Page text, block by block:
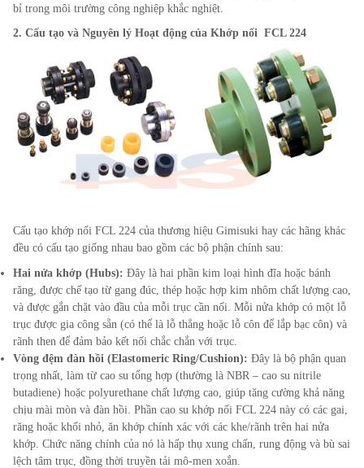
bỉ trong môi trường công nghiệp khắc nghiệt.
2. Cấu tạo và Nguyên lý Hoạt động của Khớp nối FCL 224
Cấu tạo khớp nối FCL 224 của thương hiệu Gimisuki hay các hãng khác
đều có cấu tạo giống nhau bao gồm các bộ phận chính sau:
Hai nửa khớp (Hubs): Đây là hai phần kim loại hình đĩa hoặc bánh
răng, được chế tạo từ gang đúc, thép hoặc hợp kim nhôm chất lượng cao,
và được gắn chặt vào đầu của mỗi trục cần nối. Mỗi nửa khớp có một lỗ
trục được gia công sẵn (có thể là lỗ thẳng hoặc lỗ côn để lắp bạc côn) và
rãnh then để đảm bảo kết nối chắc chắn với trục.
Vòng đệm đàn hồi (Elastomeric Ring/Cushion): Đây là bộ phận quan
trọng nhất, làm từ cao su tổng hợp (thường là NBR – cao su nitrile
butadiene) hoặc polyurethane chất lượng cao, giúp tăng cường khả năng
chịu mài mòn và đàn hồi. Phần cao su khớp nối FCL 224 này có các gai,
răng hoặc khối nhỏ, ăn khớp chính xác với các khe/rãnh trên hai nửa
khớp. Chức năng chính của nó là hấp thụ xung chấn, rung động và bù sai
lệch tâm trục, đồng thời truyền tải mô-men xoắn.